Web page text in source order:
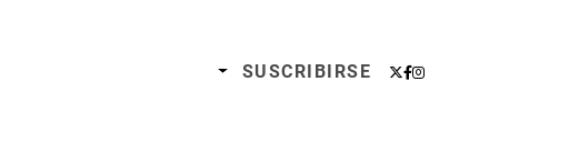
SUSCRIBIRSE